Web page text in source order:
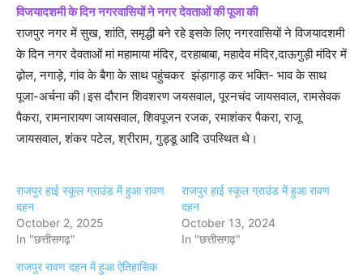
विजयादशमी के दिन नगरवासियों ने नगर देवताओं की पूजा की
राजपुर नगर में सुख, शांति, समृद्धी बने रहे इसके लिए नगरवासियों ने विजयादशमी
के दिन नगर देवताओं मां महामाया मंदिर, दरहाबाबा, महादेव मंदिर,दाऊगुड़ी मंदिर में
ढ़ोल, नगाड़े, गांव के बैगा के साथ पहुंचकर झंड़ागाड़ कर भक्ति- भाव के साथ
पूजा-अर्चना की।इस दौरान शिवशरण जयसवाल, पूरनचंद जायसवाल, रामसेवक
पैकरा, रामनारायण जायसवाल, शिवपूजन रजक, रमाशंकर पैकरा, राजू
जायसवाल, शंकर पटेल, श्रीराम, गुड्डू आदि उपस्थित थे।
राजपुर हाई स्कूल ग्राउंड में हुआ रावण
दहन
October 2, 2025
In "छत्तीसगढ़"
राजपुर हाई स्कूल ग्राउंड में हुआ रावण
दहन
October 13, 2024
In "छत्तीसगढ़"
राजपुर रावण दहन में हुआ ऐतिहासिक